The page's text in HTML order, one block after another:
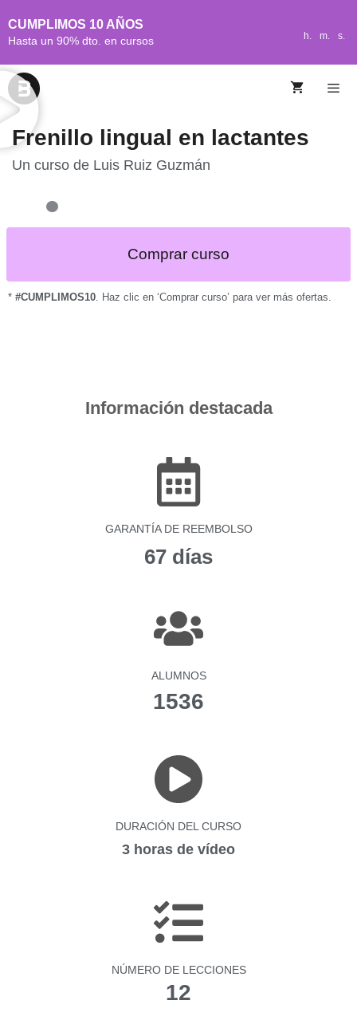
CUMPLIMOS 10 AÑOS
Hasta un 90% dto. en cursos h. m. s.
Frenillo lingual en lactantes
Un curso de Luis Ruiz Guzmán
Comprar curso
* #CUMPLIMOS10 . Haz clic en ‘Comprar curso’ para ver más ofertas.
Información destacada
GARANTÍA DE REEMBOLSO
67 días
ALUMNOS
1536
DURACIÓN DEL CURSO
3 horas de vídeo
NÚMERO DE LECCIONES
12